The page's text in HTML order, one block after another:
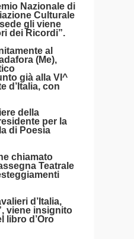
Nazionale di
Culturale
gli viene
dei Ricordi”.
al
(Me),
già alla VI^
d’Italia, con
della
per la
di Poesia
chiamato
Teatrale
d’Italia,
viene insignito
libro d’Oro